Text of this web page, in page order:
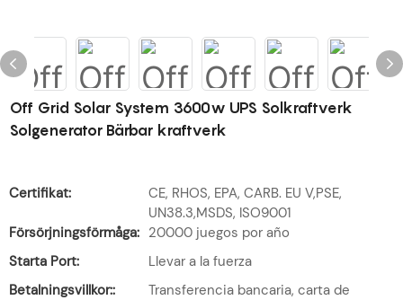
Off Grid Solar System 3600w UPS Solkraftverk
Solgenerator Bärbar kraftverk
Certifikat:
CE, RHOS, EPA, CARB. EU V,PSE,
UN38.3,MSDS, ISO9001
Försörjningsförmåga: 20000 juegos por año
Starta Port:
Llevar a la fuerza
Betalningsvillkor::
Transferencia bancaria, carta de